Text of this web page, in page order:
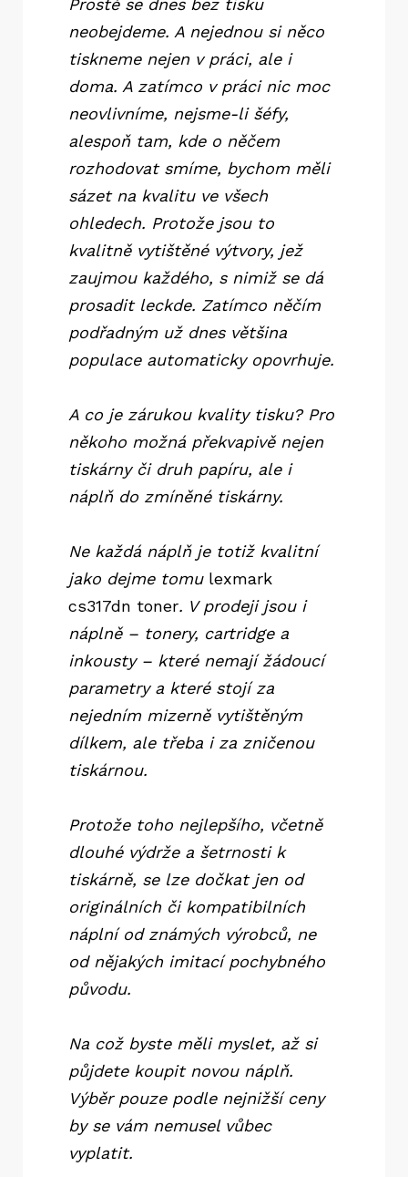
Prostě se dnes bez tisku
neobejdeme. A nejednou si něco
tiskneme nejen v práci, ale i
doma. A zatímco v práci nic moc
neovlivníme, nejsme-li šéfy,
alespoň tam, kde o něčem
rozhodovat smíme, bychom měli
sázet na kvalitu ve všech
ohledech. Protože jsou to
kvalitně vytištěné výtvory, jež
zaujmou každého, s nimiž se dá
prosadit leckde. Zatímco něčím
podřadným už dnes většina
populace automaticky opovrhuje.
A co je zárukou kvality tisku? Pro
někoho možná překvapivě nejen
tiskárny či druh papíru, ale i
náplň do zmíněné tiskárny.
Ne každá náplň je totiž kvalitní
jako dejme tomu lexmark
cs317dn toner. V prodeji jsou i
náplně – tonery, cartridge a
inkousty – které nemají žádoucí
parametry a které stojí za
nejedním mizerně vytištěným
dílkem, ale třeba i za zničenou
tiskárnou.
Protože toho nejlepšího, včetně
dlouhé výdrže a šetrnosti k
tiskárně, se lze dočkat jen od
originálních či kompatibilních
náplní od známých výrobců, ne
od nějakých imitací pochybného
původu.
Na což byste měli myslet, až si
půjdete koupit novou náplň.
Výběr pouze podle nejnižší ceny
by se vám nemusel vůbec
vyplatit.